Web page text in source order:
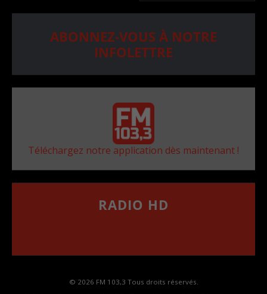
ABONNEZ-VOUS À NOTRE
INFOLETTRE
Téléchargez notre application dès maintenant !
RADIO HD
© 2026 FM 103,3 Tous droits réservés.